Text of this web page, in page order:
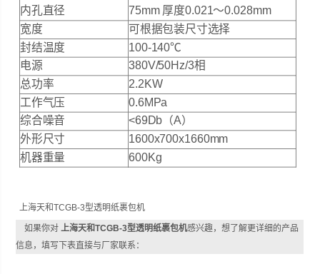
内孔直径
75mm 厚度0.021～0.028mm
宽度
可根据包装尺寸选择
封结温度
100-140℃
电源
380V/50Hz/3相
总功率
2.2KW
工作气压
0.6MPa
综合噪音
<69Db（A）
外形尺寸
1600x700x1660mm
机器重量 600Kg
上海天和TCGB-3型透明纸裹包机
如果你对 上海天和TCGB-3型透明纸裹包机感兴趣，想了解更详细的产品
信息，填写下表直接与厂家联系：